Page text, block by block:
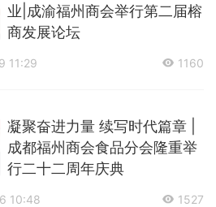
业|成渝福州商会举行第二届榕
商发展论坛
11:29 1160
凝聚奋进力量 续写时代篇章 |
成都福州商会食品分会隆重举
行二十二周年庆典
10:48 1527